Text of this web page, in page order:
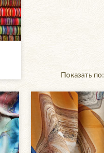
Показать по: